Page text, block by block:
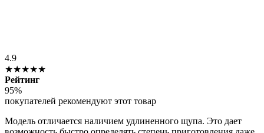
4.9
★★★★★
Рейтинг
95%
покупателей рекомендуют этот товар
Модель отличается наличием удлиненного щупа. Это дает